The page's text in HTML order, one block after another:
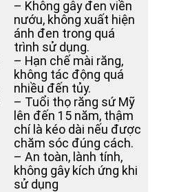
– Không gây đen viền
nướu, không xuất hiện
ánh đen trong quá
trình sử dụng.
– Hạn chế mài răng,
không tác động quá
nhiều đến tủy.
– Tuổi thọ răng sứ Mỹ
lên đến 15 năm, thậm
chí là kéo dài nếu được
chăm sóc đúng cách.
– An toàn, lành tính,
không gây kích ứng khi
sử dụng